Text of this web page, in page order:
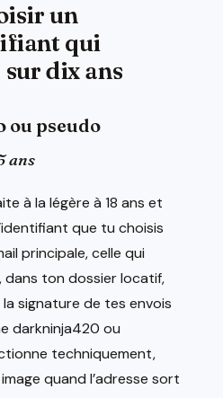
un
qui
dix ans
ou pseudo
ans
à la légère à 18 ans et
que tu choisis
principale, celle qui
ton dossier locatif,
signature de tes envois
darkninja420 ou
techniquement,
quand l’adresse sort